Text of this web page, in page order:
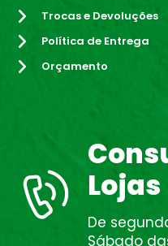
Trocas e Devoluções
Política de Entrega
Orçamento
Lojas
De
Sábado